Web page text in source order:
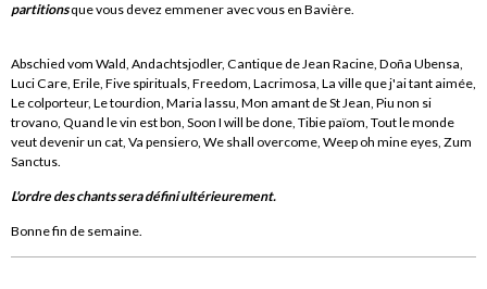
partitionsque vous devez emmener avec vous en Bavière.
Abschied vom Wald, Andachtsjodler, Cantique de Jean Racine, Doña Ubensa,
Luci Care, Erile, Five spirituals, Freedom, Lacrimosa, La ville que j'ai tant aimée,
Le colporteur, Le tourdion, Maria lassu, Mon amant de St Jean, Piu non si
trovano, Quand le vin est bon, Soon I will be done, Tibie païom, Tout le monde
veut devenir un cat, Va pensiero, We shall overcome, Weep oh mine eyes, Zum
Sanctus.
L'ordre des chants sera défini ultérieurement.
Bonne fin de semaine.